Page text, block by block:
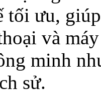
tối ưu,
và
minh
sử.